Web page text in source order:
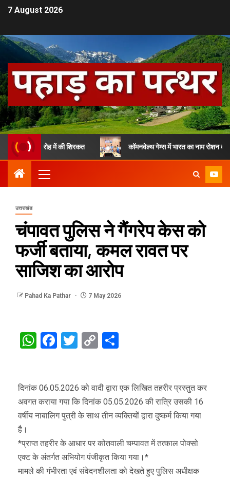
7 August 2026
समारोह में की शिरकत कॉमनवेल्थ गेम्स में भारत का नाम रोशन करने वाले
उत्तराखंड
चंपावत पुलिस ने गैंगरेप केस को
फर्जी बताया, कमल रावत पर
साजिश का आरोप
Pahad Ka Pathar 7 May 2026
WhatsApp
Facebook
Twitter
Copy
दिनांक 06.05.2026 को वादी द्वारा एक लिखित तहरीर प्रस्तुत कर
अवगत कराया गया कि दिनांक 05.05.2026 की रात्रि उसकी 16
वर्षीय नाबालिग पुत्री के साथ तीन व्यक्तियों द्वारा दुष्कर्म किया गया
है।
*प्राप्त तहरीर के आधार पर कोतवाली चम्पावत में तत्काल पोक्सो
एक्ट के अंतर्गत अभियोग पंजीकृत किया गया।*
मामले की गंभीरता एवं संवेदनशीलता को देखते हुए पुलिस अधीक्षक